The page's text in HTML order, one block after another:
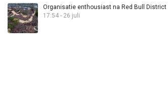
Organisatie enthousiast na Red Bull
17:54 - 26 juli